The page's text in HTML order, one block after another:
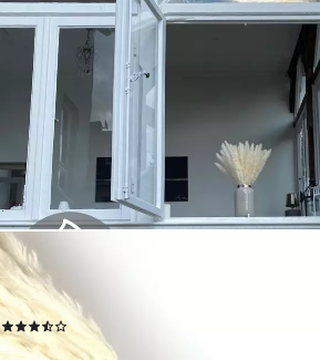
NINA-MARIA'S DEKO GOLD
Trockenblume Pampas Gras
Vase & Wohnzimmer, Nina-Maria's Deko Gold
(117)
18,90 €